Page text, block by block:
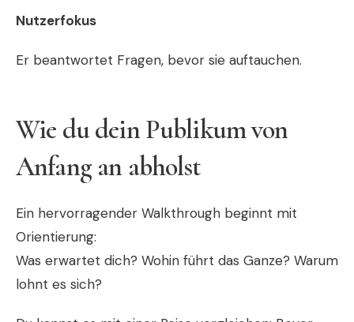
Nutzerfokus
Er beantwortet Fragen, bevor sie auftauchen.
Wie du dein Publikum von
Anfang an abholst
Ein hervorragender Walkthrough beginnt mit
Orientierung:
Was erwartet dich? Wohin führt das Ganze? Warum
lohnt es sich?